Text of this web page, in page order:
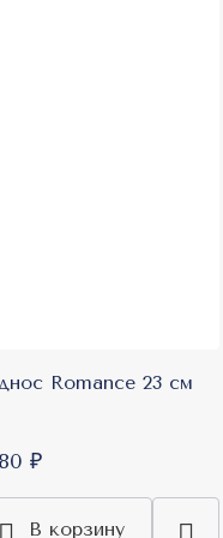
Romance 23 см
₽
В корзину